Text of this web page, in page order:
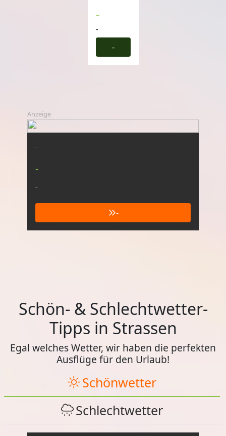
-
-
-
Anzeige
-
-
-
-
Schön- & Schlechtwetter-
Tipps in Strassen
Egal welches Wetter, wir haben die perfekten
Ausflüge für den Urlaub!
Schönwetter
Schlechtwetter